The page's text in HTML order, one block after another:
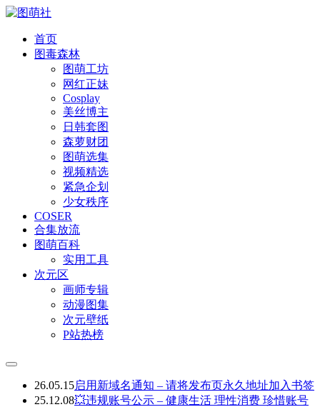
首页
图毒森林
图萌工坊
网红正妹
Cosplay
美丝博主
日韩套图
森萝财团
图萌选集
视频精选
紧急企划
少女秩序
COSER
合集放流
图萌百科
实用工具
次元区
画师专辑
动漫图集
次元壁纸
P站热榜
26.05.15启用新域名通知 – 请将发布页永久地址加入书签
25.12.08💥违规账号公示 – 健康生活 理性消费 珍惜账号